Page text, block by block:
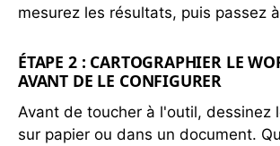
mesurez les résultats, puis passez
ÉTAPE 2 : CARTOGRAPHIER LE
AVANT DE LE CONFIGURER
Avant de toucher à l'outil, dessinez
sur papier ou dans un document.